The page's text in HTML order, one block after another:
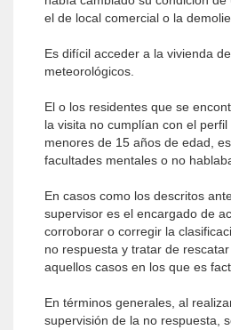
el de local comercial o la
Es difícil acceder a la vivienda
meteorológicos.
El o los residentes que se
la visita no cumplían con el
menores de 15 años de edad,
facultades mentales o no
En casos como los descritos
supervisor es el encargado de
corroborar o corregir la
no respuesta y tratar de
aquellos casos en los que es
En términos generales, al
supervisión de la no respuesta,